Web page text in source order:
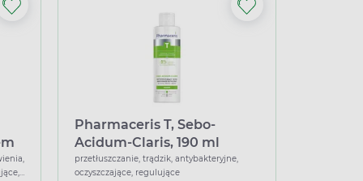
Pharmaceris T, Sebo-
Acidum-Claris, 190 ml
przetłuszczanie, trądzik, antybakteryjne,
oczyszczające, regulujące